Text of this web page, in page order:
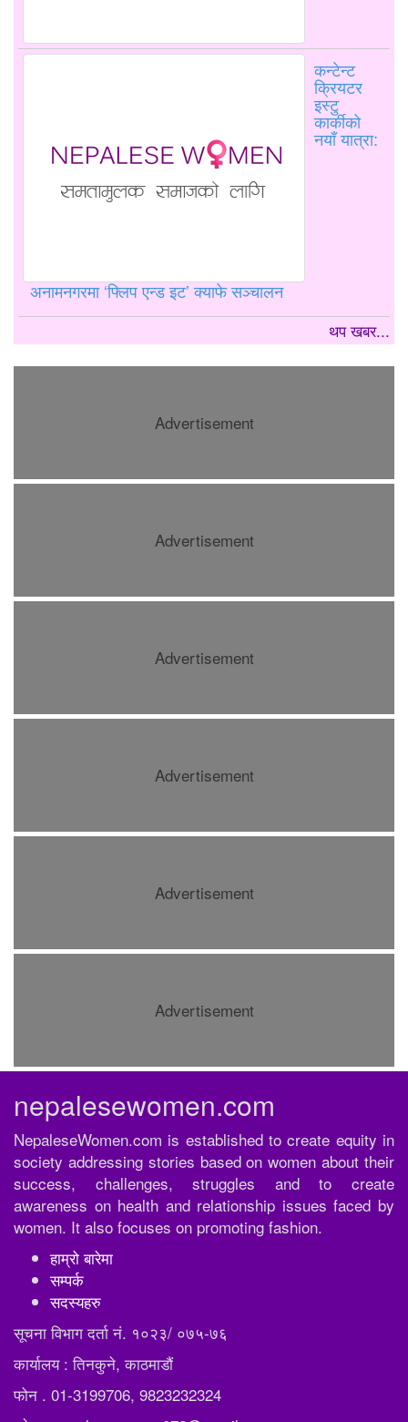
कन्टेन्ट
क्रियटर
इस्टु
कार्कीको
नयाँ यात्रा:
अनामनगरमा ‘फ्लिप एन्ड इट’ क्याफे सञ्चालन
थप खबर...
Advertisement
Advertisement
Advertisement
Advertisement
Advertisement
Advertisement
nepalesewomen.com
NepaleseWomen.com is established to create equity in
society addressing stories based on women about their
success, challenges, struggles and to create
awareness on health and relationship issues faced by
women. It also focuses on promoting fashion.
हाम्रो बारेमा
सम्पर्क
सदस्यहरु
सूचना विभाग दर्ता नं. १०२३/ ०७५-७६
कार्यालय : तिनकुने, काठमाडौं
फोन . 01-3199706, 9823232324